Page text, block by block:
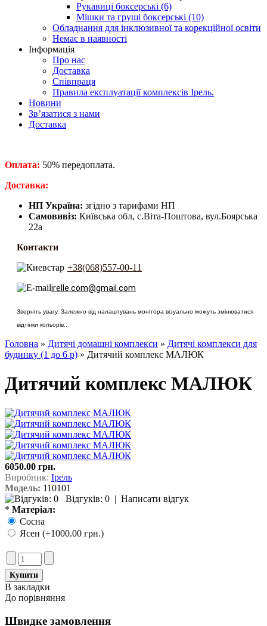
Рукавиці боксерські (6)
Мішки та груші боксерські (10)
Обладнання для інклюзивної та корекційної освіти
Немає в наявності
Інформація
Про нас
Доставка
Співпраця
Правила експлуатації комплексів Ірель.
Новини
Зв’язатися з нами
Доставка
Оплата: 50% передоплата.
​Доставка:
НП Україна: згідно з тарифами НП
Самовивіз: Київська обл, с.Віта-Поштова, вул.Боярська
22а
Контакти
+38(068)557-00-11
irelle.com@gmail.com
Зверніть увагу. Залежно від налаштувань монітора візуально можуть змінюватися
відтінки кольорів..
Головна » Дитячі домашні комплекси » Дитячі комплекси для
будинку (1 до 6 р) » Дитячий комплекс МАЛЮК
Дитячий комплекс МАЛЮК
6050.00 грн.
Виробник: Ірель
Модель: 110101
Відгуків: 0 | Написати відгук
* Матеріал:
Сосна
Ясен (+1000.00 грн.)
В закладки
До порівняння
Швидке замовлення